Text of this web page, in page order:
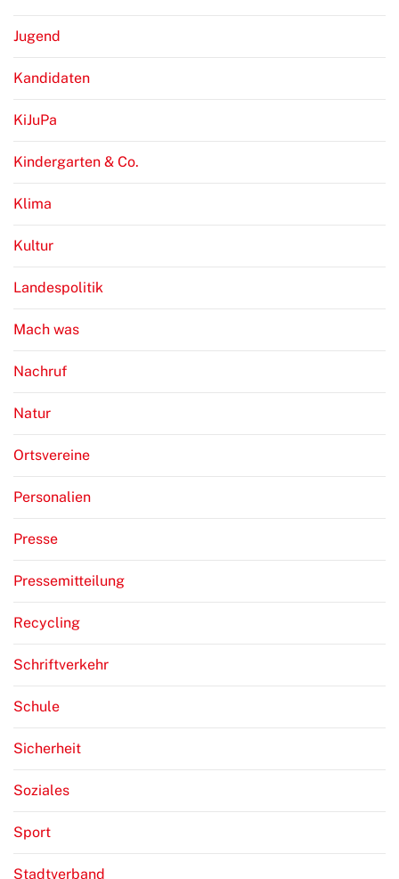
Jugend
Kandidaten
KiJuPa
Kindergarten & Co.
Klima
Kultur
Landespolitik
Mach was
Nachruf
Natur
Ortsvereine
Personalien
Presse
Pressemitteilung
Recycling
Schriftverkehr
Schule
Sicherheit
Soziales
Sport
Stadtverband